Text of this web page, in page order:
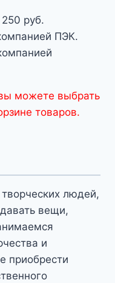
руб.
ПЭК.
можете выбрать
товаров.
людей,
вещи,
и
приобрести